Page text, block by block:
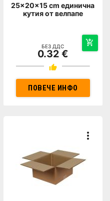
25x20x15 cm единична
кутия от велпапе
БЕЗ ДДС
0.32 €
ПОВЕЧЕ ИНФО